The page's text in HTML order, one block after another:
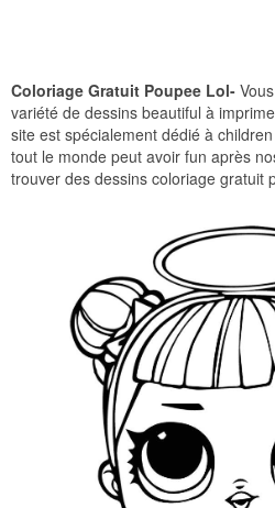
Coloriage Gratuit Poupee Lol-
variété de dessins beautiful à
site est spécialement dédié à
tout le monde peut avoir fun après
trouver des dessins coloriage gratuit